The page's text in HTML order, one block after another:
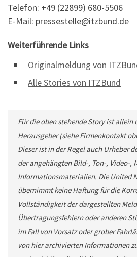
Telefon: +49 (22899) 680-5506
E-Mail: pressestelle@itzbund.de
Weiterführende Links
Originalmeldung von
Alle Stories von ITZBund
Für die oben stehende Story ist allein
Herausgeber (siehe Firmenkontakt
Dieser ist in der Regel auch Urheber
der angehängten Bild-, Ton-, Video-,
Informationsmaterialien. Die United
übernimmt keine Haftung für die
Vollständigkeit der dargestellten
Übertragungsfehlern oder anderen
im Fall von Vorsatz oder grober
von hier archivierten Informationen